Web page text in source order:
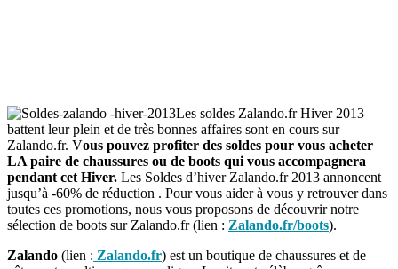
Les soldes Zalando.fr Hiver 2013
battent leur plein et de très bonnes affaires sont en cours sur
Zalando.fr. Vous pouvez profiter des soldes pour vous acheter
LA paire de chaussures ou de boots qui vous accompagnera
pendant cet Hiver. Les Soldes d’hiver Zalando.fr 2013 annoncent
jusqu’à -60% de réduction . Pour vous aider à vous y retrouver dans
toutes ces promotions, nous vous proposons de découvrir notre
sélection de boots sur Zalando.fr (lien : Zalando.fr/boots).
Zalando (lien : Zalando.fr) est un boutique de chaussures et de